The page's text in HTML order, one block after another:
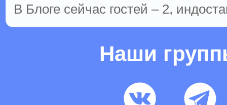
В Блоге сейчас гостей – 2,
Наши